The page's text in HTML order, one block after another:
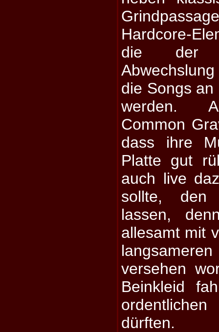
Hardcore-
die der
die Songs
werden.
Common
dass ihre
Platte gut
auch live
sollte,
lassen,
allesamt mit
versehen
Beinkleid
dürften.